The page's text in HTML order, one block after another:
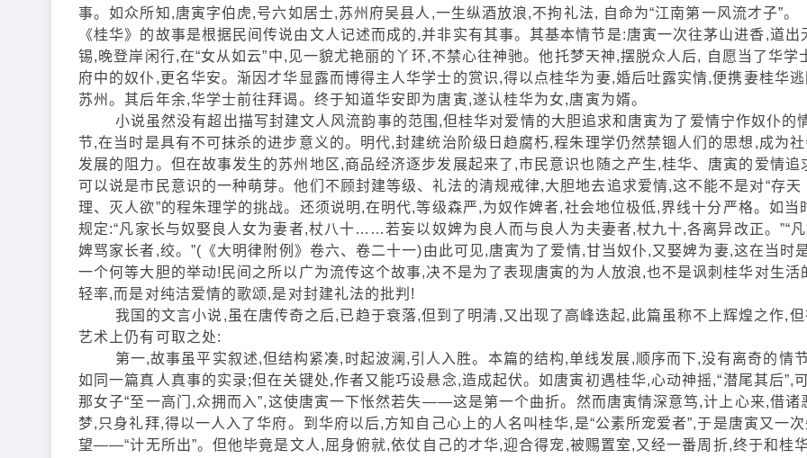
事。如众所知,唐寅字伯虎,号六如居士,苏州府吴县人,一生纵酒放浪,不拘礼法, 自命为“江南第一风流才子”。
《桂华》的故事是根据民间传说由文人记述而成的,并非实有其事。其基本情节是:唐寅一次往茅山进香,道出
锡,晚登岸闲行,在“女从如云”中,见一貌尤艳丽的丫环,不禁心往神驰。他托梦天神,摆脱众人后, 自愿当了华学
府中的奴仆,更名华安。渐因才华显露而博得主人华学士的赏识,得以点桂华为妻,婚后吐露实情,便携妻桂华逃
苏州。其后年余,华学士前往拜谒。终于知道华安即为唐寅,遂认桂华为女,唐寅为婿。
小说虽然没有超出描写封建文人风流韵事的范围,但桂华对爱情的大胆追求和唐寅为了爱情宁作奴仆的
节,在当时是具有不可抹杀的进步意义的。明代,封建统治阶级日趋腐朽,程朱理学仍然禁锢人们的思想,成为社
发展的阻力。但在故事发生的苏州地区,商品经济逐步发展起来了,市民意识也随之产生,桂华、唐寅的爱情追
可以说是市民意识的一种萌芽。他们不顾封建等级、礼法的清规戒律,大胆地去追求爱情,这不能不是对“存天
理、灭人欲”的程朱理学的挑战。还须说明,在明代,等级森严,为奴作婢者,社会地位极低,界线十分严格。如当
规定:“凡家长与奴娶良人女为妻者,杖八十……若妄以奴婢为良人而与良人为夫妻者,杖九十,各离异改正。”“凡
婢骂家长者,绞。”(《大明律附例》卷六、卷二十一)由此可见,唐寅为了爱情,甘当奴仆,又娶婢为妻,这在当时
一个何等大胆的举动!民间之所以广为流传这个故事,决不是为了表现唐寅的为人放浪,也不是讽刺桂华对生活
轻率,而是对纯洁爱情的歌颂,是对封建礼法的批判!
我国的文言小说,虽在唐传奇之后,已趋于衰落,但到了明清,又出现了高峰迭起,此篇虽称不上辉煌之作,但
艺术上仍有可取之处:
第一,故事虽平实叙述,但结构紧凑,时起波澜,引人入胜。本篇的结构,单线发展,顺序而下,没有离奇的情
如同一篇真人真事的实录;但在关键处,作者又能巧设悬念,造成起伏。如唐寅初遇桂华,心动神摇,“潜尾其后”,
那女子“至一高门,众拥而入”,这使唐寅一下怅然若失——这是第一个曲折。然而唐寅情深意笃,计上心来,借诸
梦,只身礼拜,得以一人入了华府。到华府以后,方知自己心上的人名叫桂华,是“公素所宠爱者”,于是唐寅又一次
望——“计无所出”。但他毕竟是文人,屈身俯就,依仗自己的才华,迎合得宠,被赐置室,又经一番周折,终于和桂